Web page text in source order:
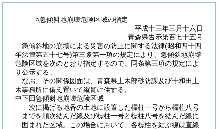
○急傾斜地崩壊危険区域の指定
平成十三年三月十六日
青森県告示第百七十五号
急傾斜地の崩壊による災害の防止に関する法律(昭和四十四
年法律第五十七号)第三条第一項の規定により、急傾斜地崩壊
危険区域を次のとおり指定するので、同条第三項の規定によ
り公示する。
なお、その関係図面は、青森県土木部砂防課及び十和田土
木事務所に備え置いて縦覧に供する。
中下田急傾斜地崩壊危険区域
次に掲げる地番の土地に設置した標柱一号から標柱八号
までを順次結んだ線及び標柱一号と標柱八号を結んだ線に
囲まれた区域。この場合において、各標柱を結ぶ線は直線